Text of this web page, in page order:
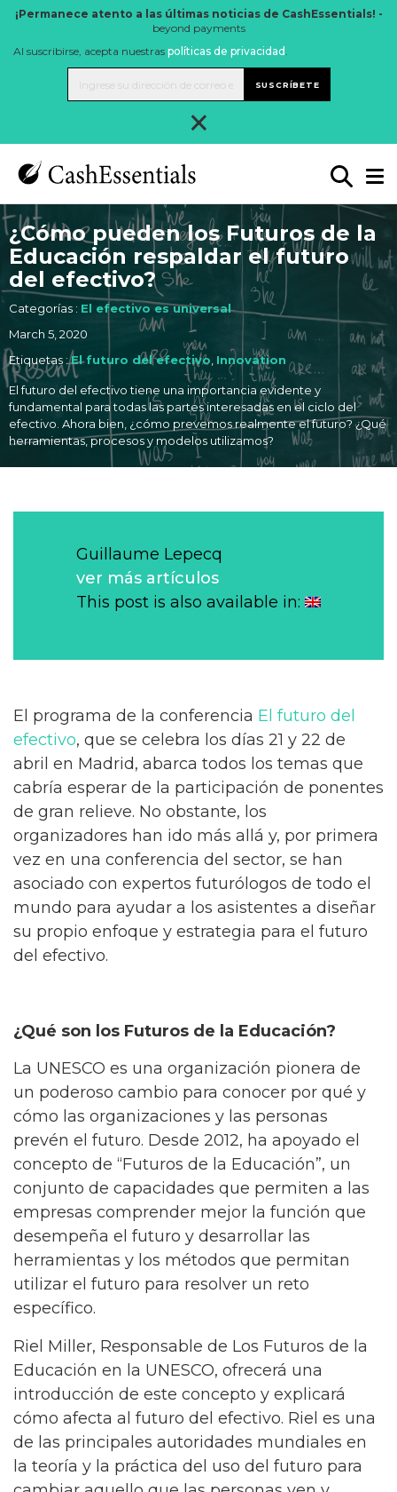
¡Permanece atento a las últimas noticias de CashEssentials! -
beyond payments
Al suscribirse, acepta nuestras políticas de privacidad .
SUSCRÍBETE
×
¿Cómo pueden los Futuros de la
Educación respaldar el futuro
del efectivo?
Categorías : El efectivo es universal
March 5, 2020
Etiquetas :El futuro del efectivo Innovation
El futuro del efectivo tiene una importancia evidente y
fundamental para todas las partes interesadas en el ciclo del
efectivo. Ahora bien, ¿cómo prevemos realmente el futuro? ¿Qué
herramientas, procesos y modelos utilizamos?
Guillaume Lepecq
ver más artículos
This post is also available in:
El programa de la conferencia El futuro del
efectivo, que se celebra los días 21 y 22 de
abril en Madrid, abarca todos los temas que
cabría esperar de la participación de ponentes
de gran relieve. No obstante, los
organizadores han ido más allá y, por primera
vez en una conferencia del sector, se han
asociado con expertos futurólogos de todo el
mundo para ayudar a los asistentes a diseñar
su propio enfoque y estrategia para el futuro
del efectivo.
¿Qué son los Futuros de la Educación?
La UNESCO es una organización pionera de
un poderoso cambio para conocer por qué y
cómo las organizaciones y las personas
prevén el futuro. Desde 2012, ha apoyado el
concepto de “Futuros de la Educación”, un
conjunto de capacidades que permiten a las
empresas comprender mejor la función que
desempeña el futuro y desarrollar las
herramientas y los métodos que permitan
utilizar el futuro para resolver un reto
específico.
Riel Miller, Responsable de Los Futuros de la
Educación en la UNESCO, ofrecerá una
introducción de este concepto y explicará
cómo afecta al futuro del efectivo. Riel es una
de las principales autoridades mundiales en
la teoría y la práctica del uso del futuro para